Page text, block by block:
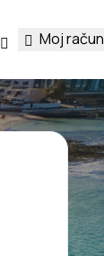
Moj račun